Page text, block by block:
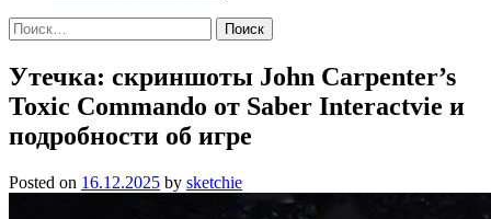
Найти:
Утечка: скриншоты John Carpenter’s
Toxic Commando от Saber Interactvie и
подробности об игре
Posted on 16.12.2025 by sketchie